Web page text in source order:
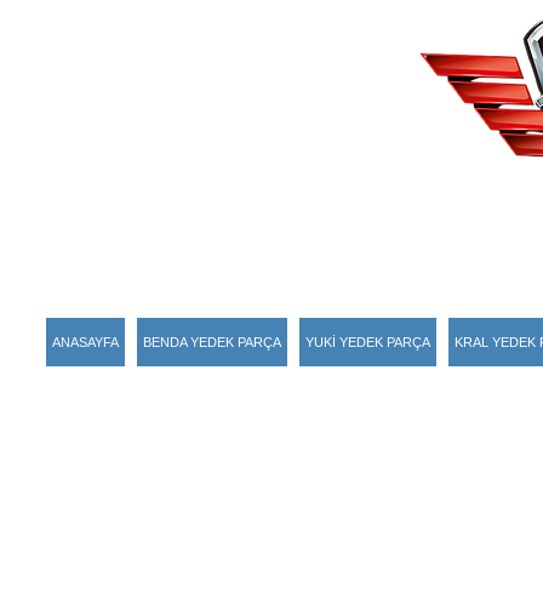
ANASAYFA BENDA YEDEK PARÇA YUKİ YEDEK PARÇA KRAL YEDEK